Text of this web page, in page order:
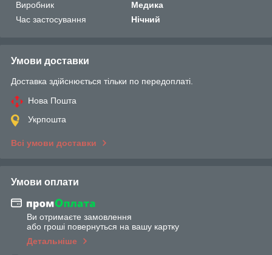
Виробник
Медика
Час застосування
Нічний
Умови доставки
Доставка здійснюється тільки по передоплаті.
Нова Пошта
Укрпошта
Всі умови доставки
Умови оплати
Ви отримаєте замовлення
або гроші повернуться на вашу картку
Детальніше